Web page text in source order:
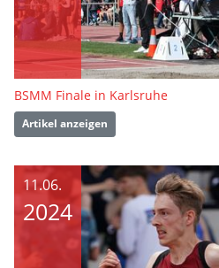
BSMM Finale in Karlsruhe
Artikel anzeigen
11.06.
2024